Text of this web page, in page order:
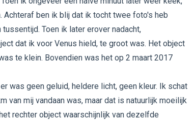
Achteraf ben ik blij dat ik tocht twee foto's heb
Toen ik later erover nadacht,
dat ik voor Venus hield, te groot was. Het object
te klein. Bovendien was het op 2 maart 2017
was geen geluid, heldere licht, geen kleur. Ik schat
van mij vandaan was, maar dat is natuurlijk moeilijk
rechter object waarschijnlijk van dezelfde